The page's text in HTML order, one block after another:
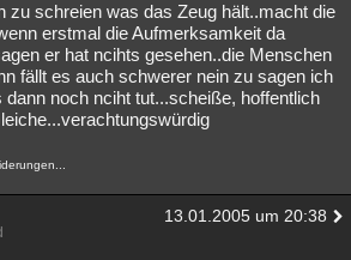
zu schreien was das Zeug hält..macht die
erstmal die Aufmerksamkeit da
er hat ncihts gesehen..die Menschen
fällt es auch schwerer nein zu sagen ich
dann noch nciht tut...scheiße, hoffentlich
13.01.2005 um 20:38